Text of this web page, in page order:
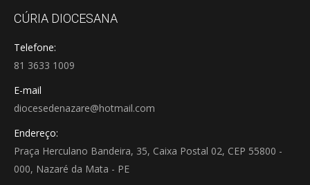
CÚRIA DIOCESANA
Telefone:
81 3633 1009
E-mail
diocesedenazare@hotmail.com
Endereço:
Praça Herculano Bandeira, 35, Caixa Postal 02, CEP 55800 -
000, Nazaré da Mata - PE